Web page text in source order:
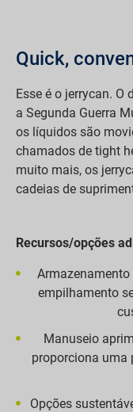
Quick,
Esse é o jerrycan.
a Segunda Guerra
os líquidos são
chamados de tight
muito mais, os
cadeias de
Recursos/opções
empilhamento
Manuseio
proporciona uma
Opções